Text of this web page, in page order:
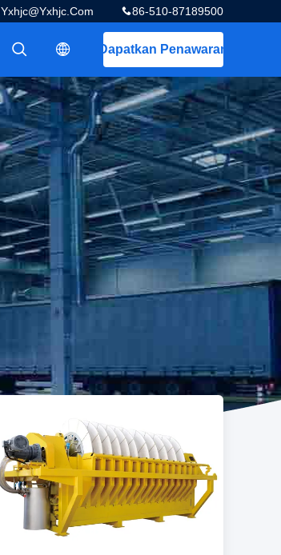
86-510-87189500
Yxhjc@yxhjc.com
Dapatkan Penawaran
描述
描述